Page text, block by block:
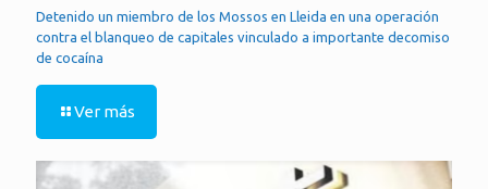
Detenido un miembro de los Mossos en Lleida en una operación
contra el blanqueo de capitales vinculado a importante decomiso
de cocaína
Ver más